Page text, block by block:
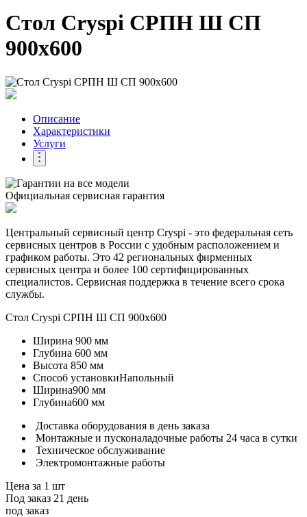
Стол Cryspi СРПН Ш СП
900х600
Описание
Характеристики
Услуги
Официальная сервисная гарантия
Центральный сервисный центр Cryspi - это федеральная сеть
сервисных центров в России с удобным расположением и
графиком работы. Это 42 региональных фирменных
сервисных центра и более 100 сертифицированных
специалистов. Сервисная поддержка в течение всего срока
службы.
Стол Cryspi СРПН Ш СП 900х600
Ширина 900 мм
Глубина 600 мм
Высота 850 мм
Способ установкиНапольный
Ширина900 мм
Глубина600 мм
Доставка оборудования в день заказа
Монтажные и пусконаладочные работы 24 часа в сутки
Техническое обслуживание
Электромонтажные работы
Цена за 1 шт
Под заказ 21 день
под заказ